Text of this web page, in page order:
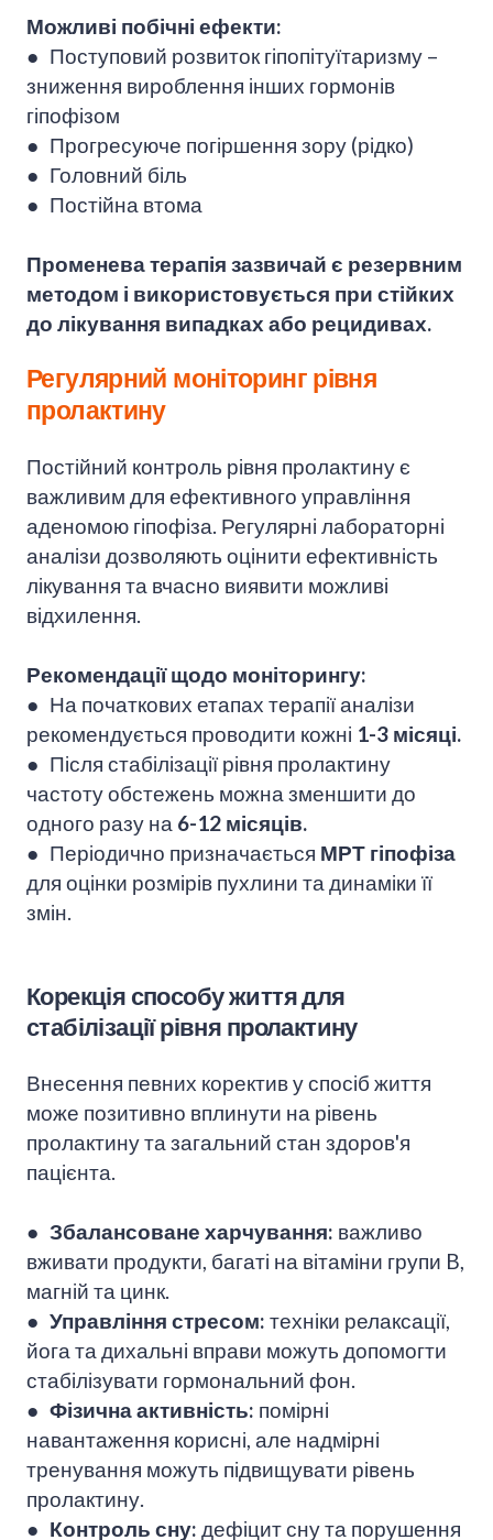
Можливі побічні ефекти:
● Поступовий розвиток гіпопітуїтаризму –
зниження вироблення інших гормонів
гіпофізом
● Прогресуюче погіршення зору (рідко)
● Головний біль
● Постійна втома
Променева терапія зазвичай є резервним
методом і використовується при стійких
до лікування випадках або рецидивах.
Регулярний моніторинг рівня
пролактину
Постійний контроль рівня пролактину є
важливим для ефективного управління
аденомою гіпофіза. Регулярні лабораторні
аналізи дозволяють оцінити ефективність
лікування та вчасно виявити можливі
відхилення.
Рекомендації щодо моніторингу:
● На початкових етапах терапії аналізи
рекомендується проводити кожні 1-3 місяці.
● Після стабілізації рівня пролактину
частоту обстежень можна зменшити до
одного разу на 6-12 місяців.
● Періодично призначається МРТ гіпофіза
для оцінки розмірів пухлини та динаміки її
змін.
Корекція способу життя для
стабілізації рівня пролактину
Внесення певних коректив у спосіб життя
може позитивно вплинути на рівень
пролактину та загальний стан здоров'я
пацієнта.
● Збалансоване харчування: важливо
вживати продукти, багаті на вітаміни групи B,
магній та цинк.
● Управління стресом: техніки релаксації,
йога та дихальні вправи можуть допомогти
стабілізувати гормональний фон.
● Фізична активність: помірні
навантаження корисні, але надмірні
тренування можуть підвищувати рівень
пролактину.
● Контроль сну: дефіцит сну та порушення